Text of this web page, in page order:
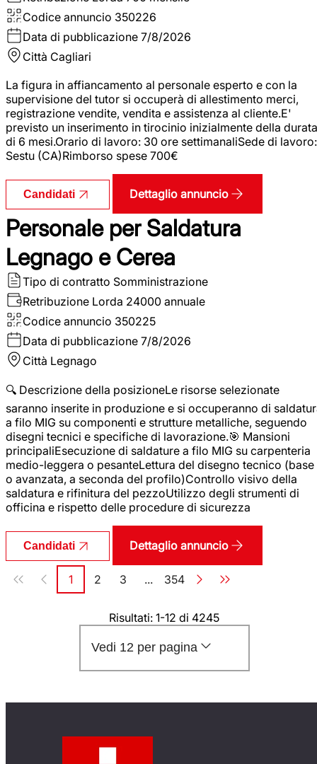
Codice annuncio 350226
Data di pubblicazione 7/8/2026
Città Cagliari
La figura in affiancamento al personale esperto e con la
supervisione del tutor si occuperà di allestimento merci,
registrazione vendite, vendita e assistenza al cliente.E'
previsto un inserimento in tirocinio inizialmente della durata
di 6 mesi.Orario di lavoro: 30 ore settimanaliSede di lavoro:
Sestu (CA)Rimborso spese 700€
Candidati Dettaglio annuncio
Personale per Saldatura
Legnago e Cerea
Tipo di contratto Somministrazione
Retribuzione Lorda 24000 annuale
Codice annuncio 350225
Data di pubblicazione 7/8/2026
Città Legnago
🔍 Descrizione della posizioneLe risorse selezionate
saranno inserite in produzione e si occuperanno di
a filo MIG su componenti e strutture metalliche, seguendo
disegni tecnici e specifiche di lavorazione.🎯 Mansioni
principaliEsecuzione di saldature a filo MIG su carpenteria
medio-leggera o pesanteLettura del disegno tecnico (base
o avanzata, a seconda del profilo)Controllo visivo della
saldatura e rifinitura del pezzoUtilizzo degli strumenti di
officina e rispetto delle procedure di sicurezza
Candidati Dettaglio annuncio
Paginazione
Pagina
1 Pagina
2 Pagina
3 ... Pagina
354
Risultati: 1-12 di 4245
Vedi 12 per pagina